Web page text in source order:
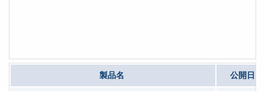
製品名 公開日